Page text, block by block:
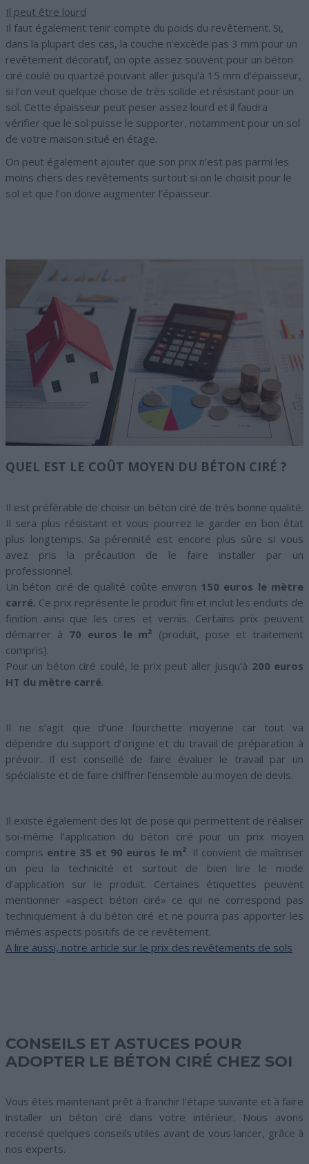
Il peut être lourd
Il faut également tenir compte du poids du revêtement. Si,
dans la plupart des cas, la couche n’excède pas 3 mm pour un
revêtement décoratif, on opte assez souvent pour un béton
ciré coulé ou quartzé pouvant aller jusqu’à 15 mm d’épaisseur,
si l’on veut quelque chose de très solide et résistant pour un
sol. Cette épaisseur peut peser assez lourd et il faudra
vérifier que le sol puisse le supporter, notamment pour un sol
de votre maison situé en étage.
On peut également ajouter que son prix n’est pas parmi les
moins chers des revêtements surtout si on le choisit pour le
sol et que l’on doive augmenter l’épaisseur.
QUEL EST LE COÛT MOYEN DU BÉTON CIRÉ ?
Il est préférable de choisir un béton ciré de très bonne qualité.
Il sera plus résistant et vous pourrez le garder en bon état
plus longtemps. Sa pérennité est encore plus sûre si vous
avez pris la précaution de le faire installer par un
professionnel.
Un béton ciré de qualité coûte environ 150 euros le mètre
carré. Ce prix représente le produit fini et inclut les enduits de
finition ainsi que les cires et vernis. Certains prix peuvent
démarrer à 70 euros le m² (produit, pose et traitement
compris).
Pour un béton ciré coulé, le prix peut aller jusqu’à 200 euros
HT du mètre carré.
Il ne s’agit que d’une fourchette moyenne car tout va
dépendre du support d’origine et du travail de préparation à
prévoir. Il est conseillé de faire évaluer le travail par un
spécialiste et de faire chiffrer l’ensemble au moyen de devis.
Il existe également des kit de pose qui permettent de réaliser
soi-même l’application du béton ciré pour un prix moyen
compris entre 35 et 90 euros le m². Il convient de maîtriser
un peu la technicité et surtout de bien lire le mode
d’application sur le produit. Certaines étiquettes peuvent
mentionner «aspect béton ciré» ce qui ne correspond pas
techniquement à du béton ciré et ne pourra pas apporter les
mêmes aspects positifs de ce revêtement.
A lire aussi, notre article sur le prix des revêtements de sols
CONSEILS ET ASTUCES POUR
ADOPTER LE BÉTON CIRÉ CHEZ SOI
Vous êtes maintenant prêt à franchir l’étape suivante et à faire
installer un béton ciré dans votre intérieur. Nous avons
recensé quelques conseils utiles avant de vous lancer, grâce à
nos experts.